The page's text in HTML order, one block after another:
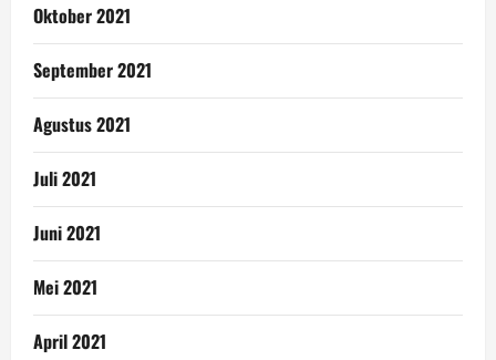
Oktober 2021
September 2021
Agustus 2021
Juli 2021
Juni 2021
Mei 2021
April 2021